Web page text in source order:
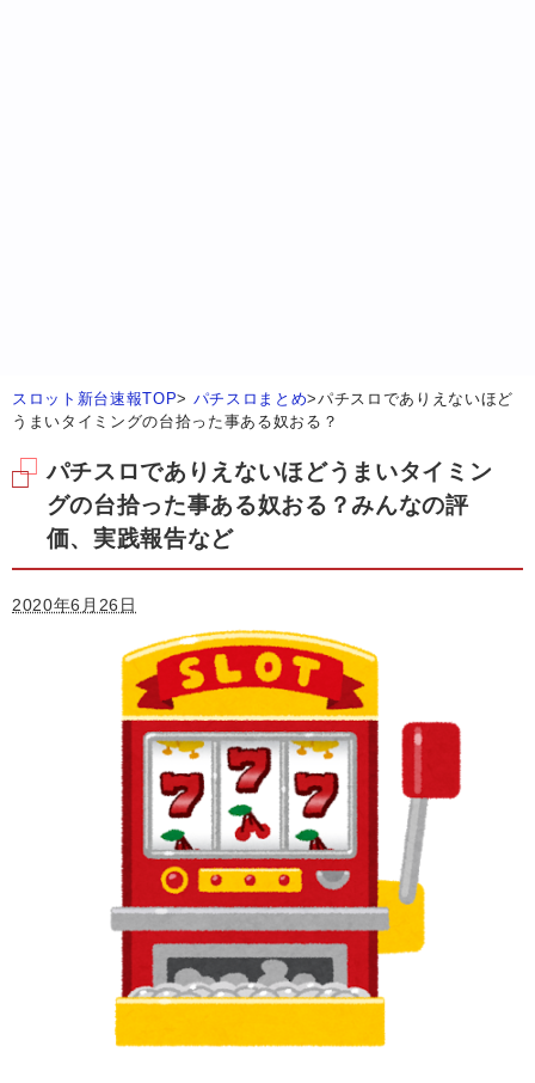
スロット新台速報TOP> パチスロまとめ>パチスロでありえないほど
うまいタイミングの台拾った事ある奴おる？
パチスロでありえないほどうまいタイミン
グの台拾った事ある奴おる？みんなの評
価、実践報告など
2020年6月26日